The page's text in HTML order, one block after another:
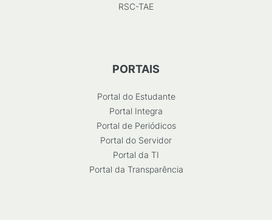
RSC-TAE
PORTAIS
Portal do Estudante
Portal Integra
Portal de Periódicos
Portal do Servidor
Portal da TI
Portal da Transparência